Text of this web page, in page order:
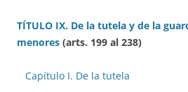
TÍTULO IX. De la tutela y de la
menores (arts. 199 al 238)
Capítulo I. De la tutela